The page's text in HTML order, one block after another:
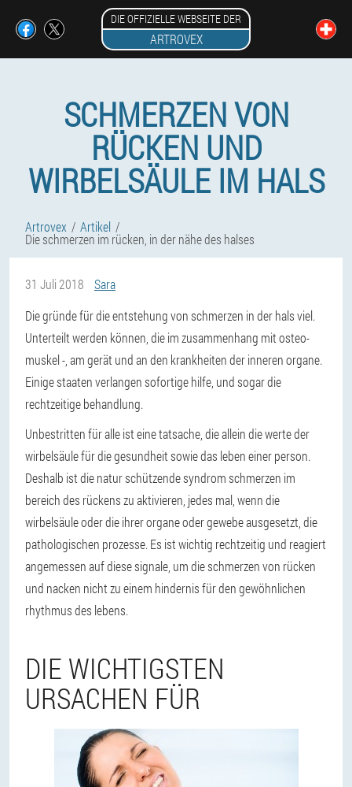
DIE OFFIZIELLE WEBSEITE DER
ARTROVEX
SCHMERZEN VON
RÜCKEN UND
WIRBELSÄULE IM HALS
Artrovex Artikel
Die schmerzen im rücken, in der nähe des halses
31 Juli 2018
Sara
Die gründe für die entstehung von schmerzen in der hals viel.
Unterteilt werden können, die im zusammenhang mit osteo-
muskel -, am gerät und an den krankheiten der inneren organe.
Einige staaten verlangen sofortige hilfe, und sogar die
rechtzeitige behandlung.
Unbestritten für alle ist eine tatsache, die allein die werte der
wirbelsäule für die gesundheit sowie das leben einer person.
Deshalb ist die natur schützende syndrom schmerzen im
bereich des rückens zu aktivieren, jedes mal, wenn die
wirbelsäule oder die ihrer organe oder gewebe ausgesetzt, die
pathologischen prozesse. Es ist wichtig rechtzeitig und reagiert
angemessen auf diese signale, um die schmerzen von rücken
und nacken nicht zu einem hindernis für den gewöhnlichen
rhythmus des lebens.
DIE WICHTIGSTEN
URSACHEN FÜR